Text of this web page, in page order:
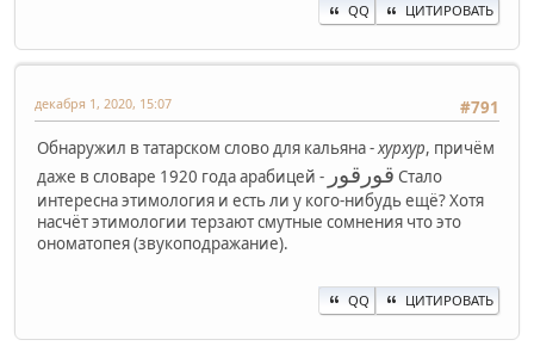
QQ ЦИТИРОВАТЬ
#791
декабря 1, 2020, 15:07
Обнаружил в татарском слово для кальяна -хурхур, причём
даже в словаре 1920 года арабицей - قورقور Стало
интересна этимология и есть ли у кого-нибудь ещё? Хотя
насчёт этимологии терзают смутные сомнения что это
ономатопея (звукоподражание).
QQ ЦИТИРОВАТЬ